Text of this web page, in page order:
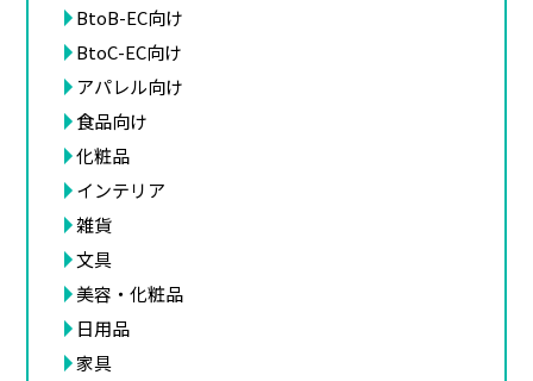
BtoB-EC向け
BtoC-EC向け
アパレル向け
食品向け
化粧品
インテリア
雑貨
文具
美容・化粧品
日用品
家具